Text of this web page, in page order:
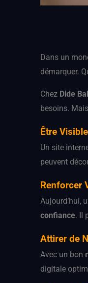
Dans un
démarquer.
Chez Dide
besoins.
Être
Un site
peuvent
Renforcer
Aujourd’hui,
confiance. Il
Attirer de
Avec un bon
digitale